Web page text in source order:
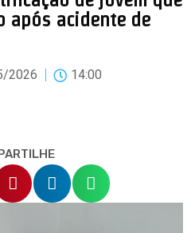
após acidente de
2026 14:00